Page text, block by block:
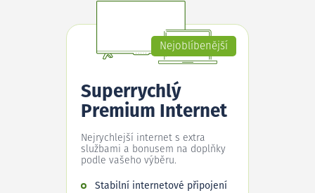
Nejoblíbenější
Superrychlý
Premium Internet
Nejrychlejší internet s extra
službami a bonusem na doplňky
podle vašeho výběru.
Stabilní internetové připojení